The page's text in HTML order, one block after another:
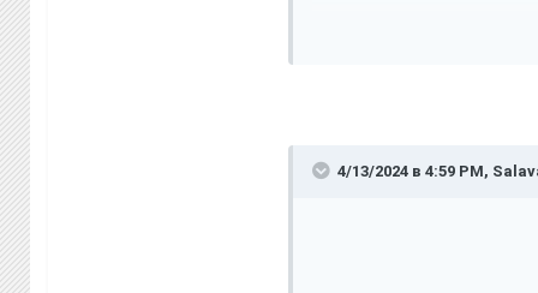
Патрулирование с
4/13/2024 в 4:59 PM,